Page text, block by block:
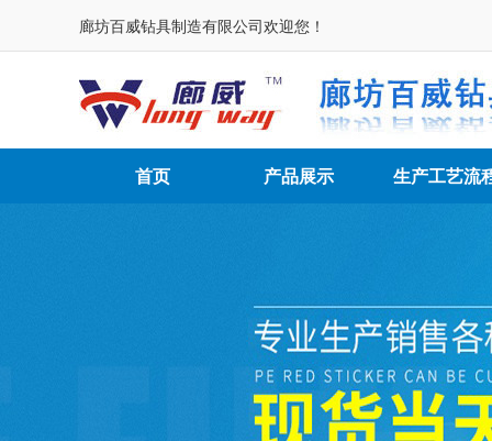
廊坊百威钻具制造有限公司欢迎您！
首页 产品展示 生产工艺流